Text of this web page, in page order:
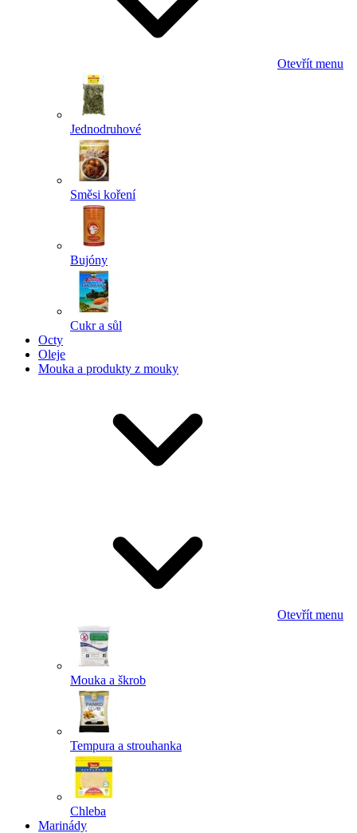
Otevřít menu
Jednodruhové
Směsi koření
Bujóny
Cukr a sůl
Octy
Oleje
Mouka a produkty z mouky
Otevřít menu
Mouka a škrob
Tempura a strouhanka
Chleba
Marinády
Powered by chaterimo